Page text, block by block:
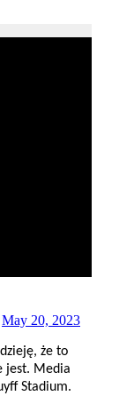
May 20, 2023
że to
jest. Media
Stadium.